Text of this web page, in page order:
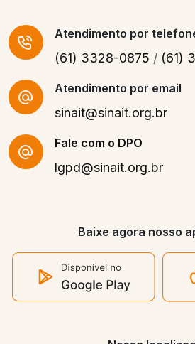
Atendimento por
(61) 3328-0875 / (61)
Atendimento por email
sinait@sinait.org.br
Fale com o DPO
lgpd@sinait.org.br
Baixe agora nosso